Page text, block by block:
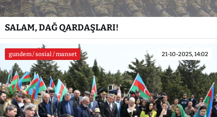
SALAM, DAĞ QARDAŞLARI!
gundem / sosial / manset 21-10-2025, 14:02